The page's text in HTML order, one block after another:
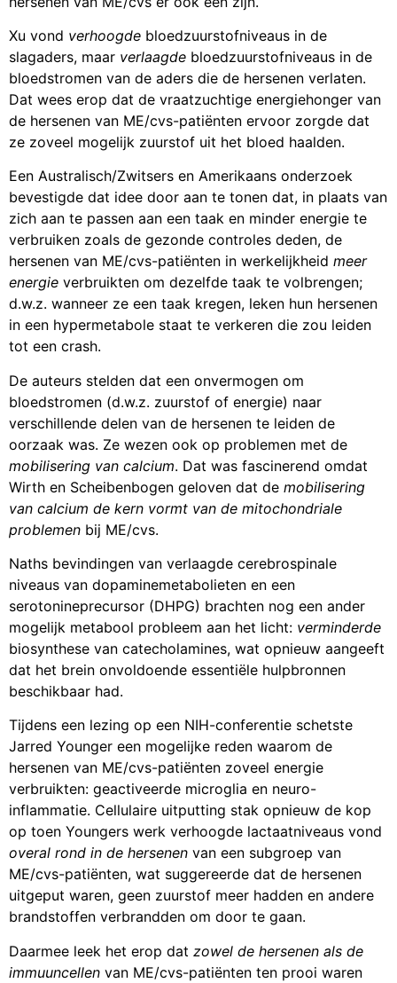
Xu vond verhoogde bloedzuurstofniveaus in de
slagaders, maar verlaagde bloedzuurstofniveaus in de
bloedstromen van de aders die de hersenen verlaten.
Dat wees erop dat de vraatzuchtige energiehonger van
de hersenen van ME/cvs-patiënten ervoor zorgde dat
ze zoveel mogelijk zuurstof uit het bloed haalden.
Een Australisch/Zwitsers en Amerikaans onderzoek
bevestigde dat idee door aan te tonen dat, in plaats van
zich aan te passen aan een taak en minder energie te
verbruiken zoals de gezonde controles deden, de
hersenen van ME/cvs-patiënten in werkelijkheid meer
energie verbruikten om dezelfde taak te volbrengen;
d.w.z. wanneer ze een taak kregen, leken hun hersenen
in een hypermetabole staat te verkeren die zou leiden
tot een crash.
De auteurs stelden dat een onvermogen om
bloedstromen (d.w.z. zuurstof of energie) naar
verschillende delen van de hersenen te leiden de
oorzaak was. Ze wezen ook op problemen met de
mobilisering van calcium. Dat was fascinerend omdat
Wirth en Scheibenbogen geloven dat de mobilisering
van calcium de kern vormt van de mitochondriale
problemen bij ME/cvs.
Naths bevindingen van verlaagde cerebrospinale
niveaus van dopaminemetabolieten en een
serotonineprecursor (DHPG) brachten nog een ander
mogelijk metabool probleem aan het licht: verminderde
biosynthese van catecholamines, wat opnieuw aangeeft
dat het brein onvoldoende essentiële hulpbronnen
beschikbaar had.
Tijdens een lezing op een NIH-conferentie schetste
Jarred Younger een mogelijke reden waarom de
hersenen van ME/cvs-patiënten zoveel energie
verbruikten: geactiveerde microglia en neuro-
inflammatie. Cellulaire uitputting stak opnieuw de kop
op toen Youngers werk verhoogde lactaatniveaus vond
overal rond in de hersenen van een subgroep van
ME/cvs-patiënten, wat suggereerde dat de hersenen
uitgeput waren, geen zuurstof meer hadden en andere
brandstoffen verbrandden om door te gaan.
Daarmee leek het erop dat zowel de hersenen als de
immuuncellen van ME/cvs-patiënten ten prooi waren